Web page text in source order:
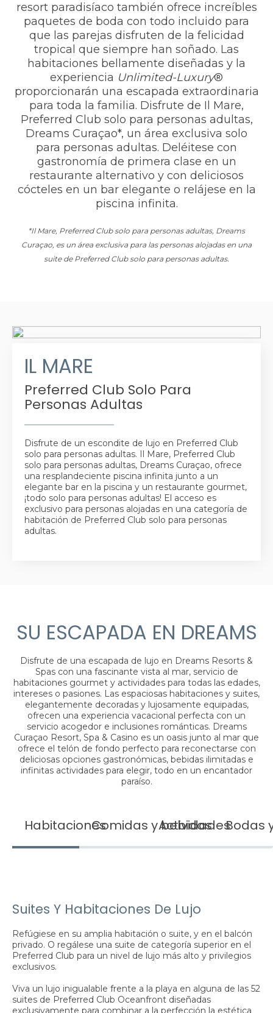
resort paradisíaco también ofrece increíbles
paquetes de boda con todo incluido para
que las parejas disfruten de la felicidad
tropical que siempre han soñado. Las
habitaciones bellamente diseñadas y la
experiencia Unlimited-Luxury®
proporcionarán una escapada extraordinaria
para toda la familia. Disfrute de Il Mare,
Preferred Club solo para personas adultas,
Dreams Curaçao*, un área exclusiva solo
para personas adultas. Deléitese con
gastronomía de primera clase en un
restaurante alternativo y con deliciosos
cócteles en un bar elegante o relájese en la
piscina infinita.
*Il Mare, Preferred Club solo para personas adultas, Dreams
Curaçao, es un área exclusiva para las personas alojadas en una
suite de Preferred Club solo para personas adultas.
IL MARE
Preferred Club Solo Para
Personas Adultas
Disfrute de un escondite de lujo en Preferred Club
solo para personas adultas. Il Mare, Preferred Club
solo para personas adultas, Dreams Curaçao, ofrece
una resplandeciente piscina infinita junto a un
elegante bar en la piscina y un restaurante gourmet,
¡todo solo para personas adultas! El acceso es
exclusivo para personas alojadas en una categoría de
habitación de Preferred Club solo para personas
adultas.
SU ESCAPADA EN DREAMS
Disfrute de una escapada de lujo en Dreams Resorts &
Spas con una fascinante vista al mar, servicio de
habitaciones gourmet y actividades para todas las edades,
intereses o pasiones. Las espaciosas habitaciones y suites,
elegantemente decoradas y lujosamente equipadas,
ofrecen una experiencia vacacional perfecta con un
servicio acogedor e inclusiones románticas. Dreams
Curaçao Resort, Spa & Casino es un oasis junto al mar que
ofrece el telón de fondo perfecto para reconectarse con
deliciosas opciones gastronómicas, bebidas ilimitadas e
infinitas actividades para elegir, todo en un encantador
paraíso.
HabitacionesComidas y bebidas
ActividadesBodas
Suites Y Habitaciones De Lujo
Refúgiese en su amplia habitación o suite, y en el balcón
privado. O regálese una suite de categoría superior en el
Preferred Club para un nivel de lujo más alto y privilegios
exclusivos.
Viva un lujo inigualable frente a la playa en alguna de las 52
suites de Preferred Club Oceanfront diseñadas
exclusivamente para combinar a la perfección la estética